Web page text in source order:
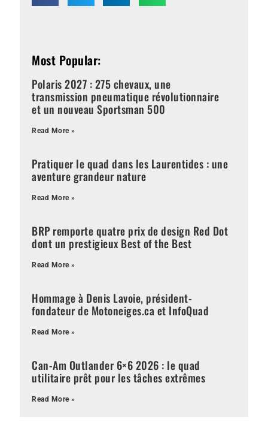
Most Popular:
Polaris 2027 : 275 chevaux, une
transmission pneumatique révolutionnaire
et un nouveau Sportsman 500
Read More »
Pratiquer le quad dans les Laurentides : une
aventure grandeur nature
Read More »
BRP remporte quatre prix de design Red Dot
dont un prestigieux Best of the Best
Read More »
Hommage à Denis Lavoie, président-
fondateur de Motoneiges.ca et InfoQuad
Read More »
Can-Am Outlander 6×6 2026 : le quad
utilitaire prêt pour les tâches extrêmes
Read More »